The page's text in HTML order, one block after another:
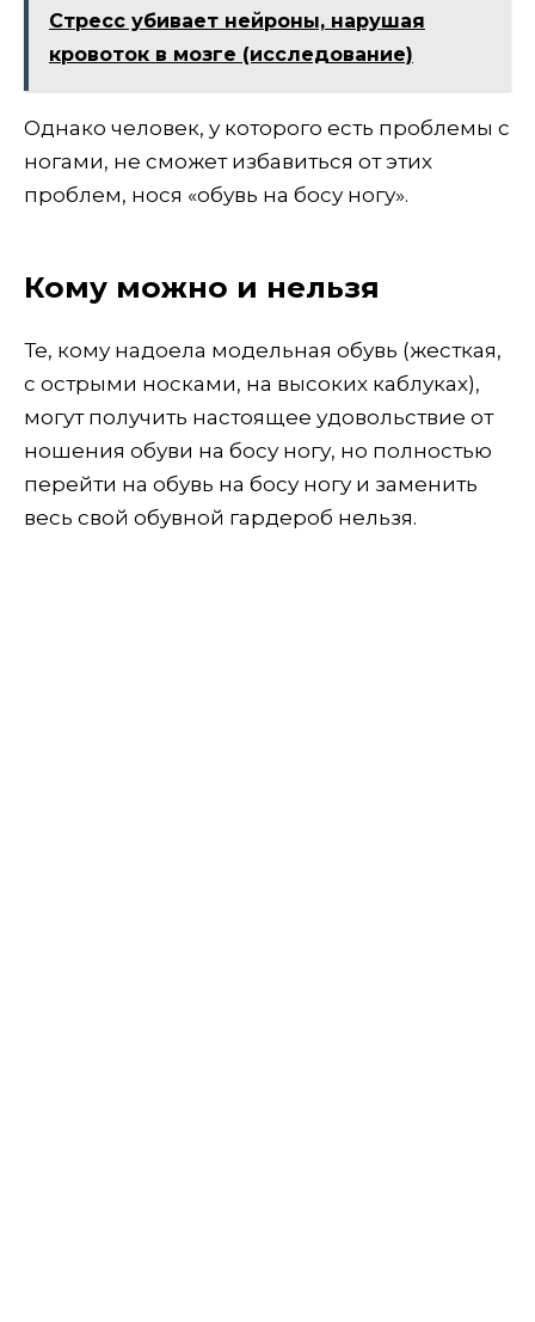
Стресс убивает нейроны, нарушая
кровоток в мозге (исследование)
Однако человек, у которого есть проблемы с
ногами, не сможет избавиться от этих
проблем, нося «обувь на босу ногу».
Кому можно и нельзя
Те, кому надоела модельная обувь (жесткая,
с острыми носками, на высоких каблуках),
могут получить настоящее удовольствие от
ношения обуви на босу ногу, но полностью
перейти на обувь на босу ногу и заменить
весь свой обувной гардероб нельзя.